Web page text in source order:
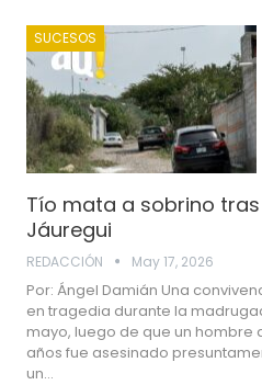
SUCESOS
Tío mata a sobrino
Jáuregui
REDACCIÓN May 17, 2026
Por: Ángel Damián Una
en tragedia durante la
mayo, luego de que un
años fue asesinado
un…